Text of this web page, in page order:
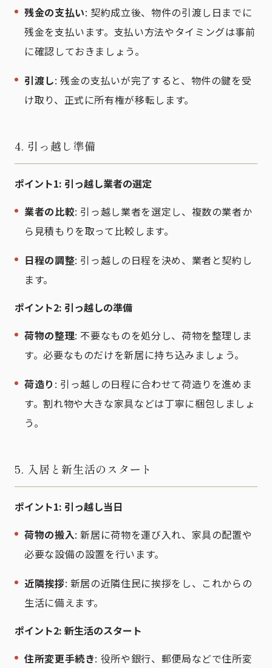
残金の支払い: 契約成立後、物件の引渡し日までに
残金を支払います。支払い方法やタイミングは事前
に確認しておきましょう。
引渡し: 残金の支払いが完了すると、物件の鍵を受
け取り、正式に所有権が移転します。
4. 引っ越し準備
ポイント1: 引っ越し業者の選定
業者の比較: 引っ越し業者を選定し、複数の業者か
ら見積もりを取って比較します。
日程の調整: 引っ越しの日程を決め、業者と契約し
ます。
ポイント2: 引っ越しの準備
荷物の整理: 不要なものを処分し、荷物を整理しま
す。必要なものだけを新居に持ち込みましょう。
荷造り : 引っ越しの日程に合わせて荷造りを進めま
す。割れ物や大きな家具などは丁寧に梱包しましょ
う。
5. 入居と新生活のスタート
ポイント1: 引っ越し当日
荷物の搬入: 新居に荷物を運び入れ、家具の配置や
必要な設備の設置を行います。
近隣挨拶: 新居の近隣住民に挨拶をし、これからの
生活に備えます。
ポイント2: 新生活のスタート
住所変更手続き: 役所や銀行、郵便局などで住所変